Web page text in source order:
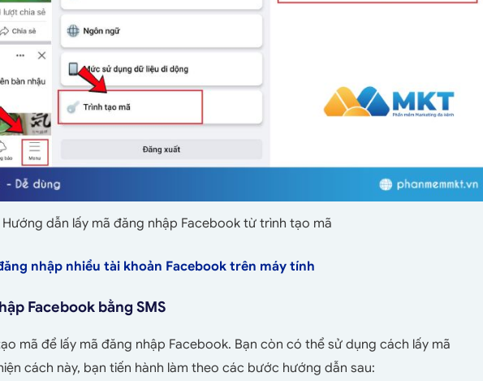
Hướng dẫn lấy mã đăng nhập Facebook từ trình tạo mã
nhập nhiều tài khoản Facebook trên máy tính
Facebook bằng SMS
mã để lấy mã đăng nhập Facebook. Bạn còn có thể sử dụng cách lấy mã
cách này, bạn tiến hành làm theo các bước hướng dẫn sau: